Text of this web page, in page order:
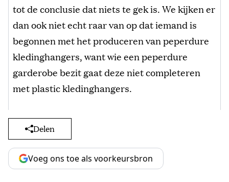
tot de conclusie dat niets te gek is. We kijken er
dan ook niet echt raar van op dat iemand is
begonnen met het produceren van peperdure
kledinghangers, want wie een peperdure
garderobe bezit gaat deze niet completeren
met plastic kledinghangers.
Delen
Voeg ons toe als voorkeursbron